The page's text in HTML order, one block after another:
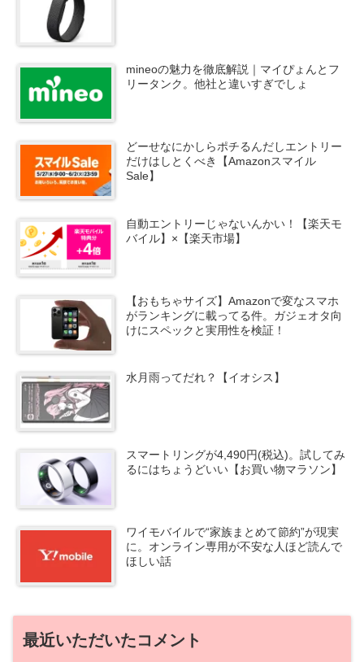
mineoの魅力を徹底解説｜マイぴょんとフ
リータンク。他社と違いすぎでしょ
どーせなにかしらポチるんだしエントリー
だけはしとくべき【Amazonスマイル
Sale】
自動エントリーじゃないんかい！【楽天モ
バイル】×【楽天市場】
【おもちゃサイズ】Amazonで変なスマホ
がランキングに載ってる件。ガジェオタ向
けにスペックと実用性を検証！
水月雨ってだれ？【イオシス】
スマートリングが4,490円(税込)。試してみ
るにはちょうどいい【お買い物マラソン】
ワイモバイルで“家族まとめて節約”が現実
に。オンライン専用が不安な人ほど読んで
ほしい話
最近いただいたコメント